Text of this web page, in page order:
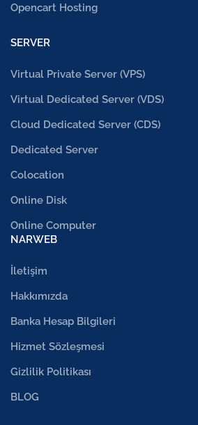
Opencart Hosting
SERVER
Virtual Private Server (VPS)
Virtual Dedicated Server (VDS)
Cloud Dedicated Server (CDS)
Dedicated Server
Colocation
Online Disk
Online Computer
NARWEB
İletişim
Hakkımızda
Banka Hesap Bilgileri
Hizmet Sözleşmesi
Gizlilik Politikası
BLOG